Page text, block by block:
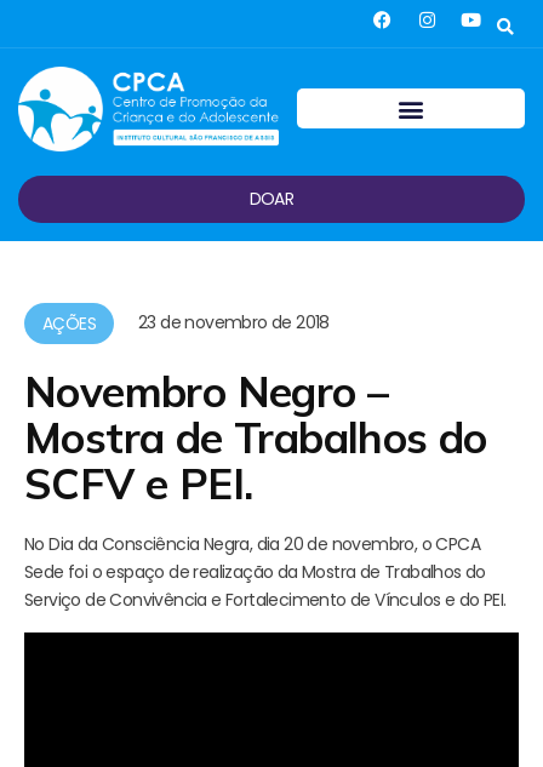
DOAR
AÇÕES 23 de novembro de 2018
Novembro Negro –
Mostra de Trabalhos do
SCFV e PEI.
No Dia da Consciência Negra, dia 20 de novembro, o CPCA
Sede foi o espaço de realização da Mostra de Trabalhos do
Serviço de Convivência e Fortalecimento de Vínculos e do PEI.